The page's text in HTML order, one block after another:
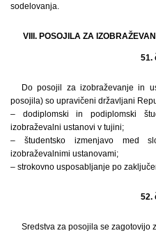
sodelovanja.
VIII. POSOJILA ZA
51.
Do posojil za izobraževanje in
posojila) so upravičeni državljani
– dodiplomski in podiplomski
izobraževalni ustanovi v tujini;
– študentsko izmenjavo med
izobraževalnimi ustanovami;
– strokovno usposabljanje po
52.
Sredstva za posojila se zagotovijo